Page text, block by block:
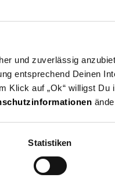
und zuverlässig
entsprechend Deinen
Klick auf „Ok“ willigst Du
Statistiken
entsorgen Sie das